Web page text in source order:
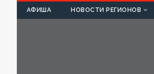
АФИША НОВОСТИ РЕГИОНОВ